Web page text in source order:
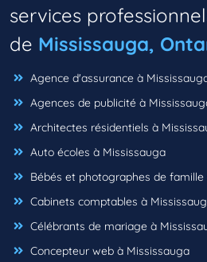
services
de Mississauga,
Agence d'assurance à
Agences de publicité à
Architectes résidentiels à
Auto écoles à Mississauga
Bébés et photographes de
Cabinets comptables à
Célébrants de mariage à
Concepteur web à Mississauga